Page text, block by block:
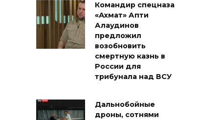
Командир спецназа
«Ахмат» Апти
Алаудинов
предложил
возобновить
смертную казнь в
России для
трибунала над ВСУ
Дальнобойные
дроны, сотнями